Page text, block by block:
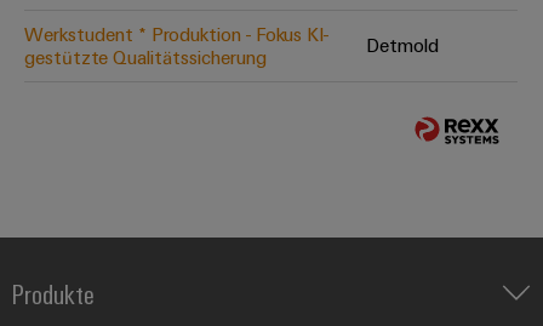
Werkstudent * Produktion - Fokus KI-
gestützte Qualitätssicherung
Detmold
Produkte